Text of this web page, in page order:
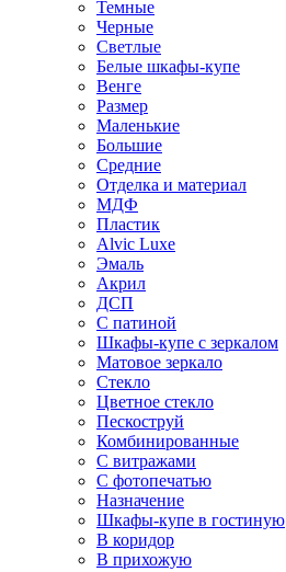
Темные
Черные
Светлые
Белые шкафы-купе
Венге
Размер
Маленькие
Большие
Средние
Отделка и материал
МДФ
Пластик
Alvic Luxe
Эмаль
Акрил
ДСП
С патиной
Шкафы-купе с зеркалом
Матовое зеркало
Стекло
Цветное стекло
Пескоструй
Комбинированные
С витражами
С фотопечатью
Назначение
Шкафы-купе в гостиную
В коридор
В прихожую